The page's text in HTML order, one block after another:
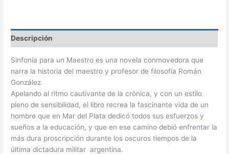
Descripción
Sinfonía para un Maestro es una novela conmovedora que
narra la historia del maestro y profesor de filosofía Román
González.
Apelando al ritmo cautivante de la crónica, y con un estilo
pleno de sensibilidad, el libro recrea la fascinante vida de un
hombre que en Mar del Plata dedicó todos sus esfuerzos y
sueños a la educación, y que en ese camino debió enfrentar la
más dura proscripción durante los oscuros tiempos de la
última dictadura militar argentina.